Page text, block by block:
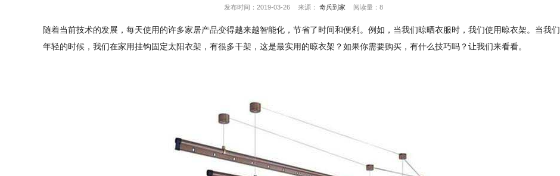
发布时间：2019-03-26 来源： 奇兵到家 阅读量：8
随着当前技术的发展，每天使用的许多家居产品变得越来越智能化，节省了时间和便利。例如，当我们晾晒衣服时，我们使用晾衣架。当我们
年轻的时候，我们在家用挂钩固定太阳衣架，有很多干架，这是最实用的晾衣架？如果你需要购买，有什么技巧吗？让我们来看看。